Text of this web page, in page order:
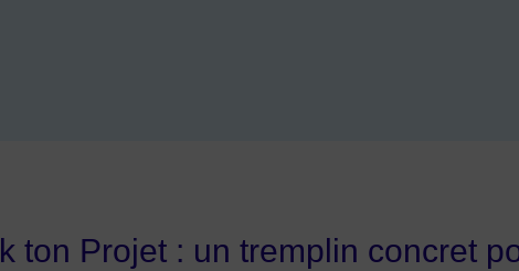
ton Projet : un tremplin concret